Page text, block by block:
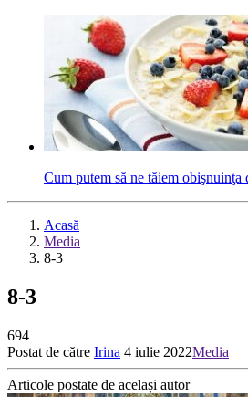
Cum putem să ne tăiem obişnuinţa
Acasă
Media
8-3
8-3
694
Postat de către Irina 4 iulie 2022Media
Articole postate de același autor